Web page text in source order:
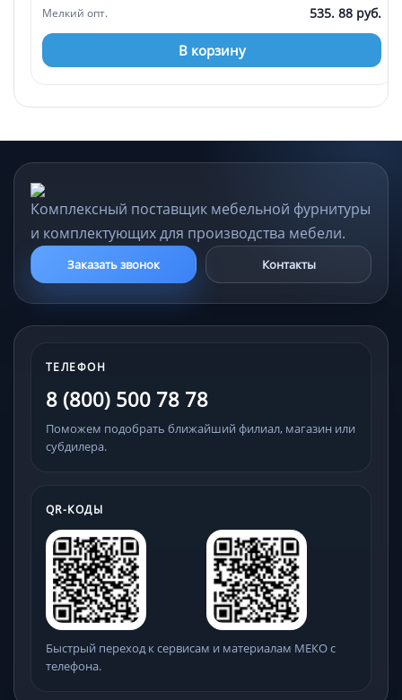
Мелкий опт. 535. 88 руб.
В корзину
Комплексный поставщик мебельной фурнитуры
и комплектующих для производства мебели.
Заказать звонок Контакты
ТЕЛЕФОН
8 (800) 500 78 78
Поможем подобрать ближайший филиал, магазин или
субдилера.
QR-КОДЫ
Быстрый переход к сервисам и материалам МЕКО с
телефона.